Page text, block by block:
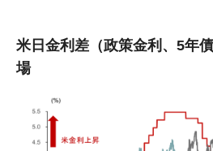
米日金利差（政策金利、5年
場